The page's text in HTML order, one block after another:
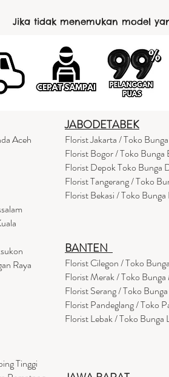
Jika tidak menemukan model
Aceh
Raya
Tinggi
JABODETABEK
Florist Jakarta / Toko
Florist Bogor / Toko Bunga
Florist Depok Toko Bunga
Florist Tangerang / Toko
Florist Bekasi / Toko Bunga
BANTEN
Florist Cilegon / Toko
Florist Merak / Toko
Florist Serang / Toko
Florist Pandeglang / Toko
Florist Lebak / Toko Bunga